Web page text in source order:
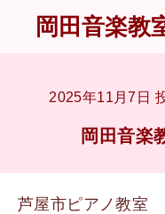
岡田音楽教
2025年11月7日
岡田音楽
芦屋市ピアノ教室